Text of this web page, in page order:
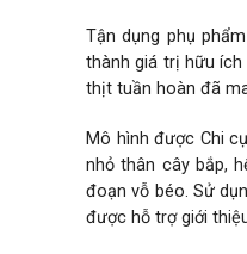
Tận dụng phụ
thành giá trị hữu
thịt tuần hoàn đã
Mô hình được Chi
nhỏ thân cây bắp,
đoạn vỗ béo. Sử
được hỗ trợ giới